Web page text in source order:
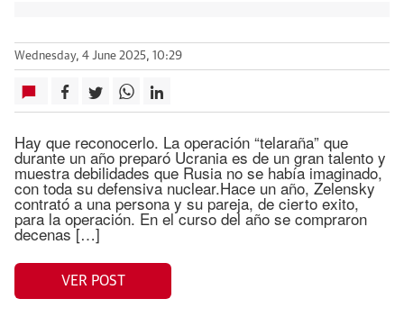
Wednesday, 4 June 2025, 10:29
Hay que reconocerlo. La operación “telaraña” que
durante un año preparó Ucrania es de un gran talento y
muestra debilidades que Rusia no se había imaginado,
con toda su defensiva nuclear.Hace un año, Zelensky
contrató a una persona y su pareja, de cierto exito,
para la operación. En el curso del año se compraron
decenas […]
VER POST